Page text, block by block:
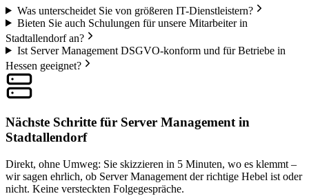
Was unterscheidet Sie von größeren IT-Dienstleistern?
Bieten Sie auch Schulungen für unsere Mitarbeiter in
Stadtallendorf an?
Ist Server Management DSGVO-konform und für Betriebe in
Hessen geeignet?
Nächste Schritte für Server Management in
Stadtallendorf
Direkt, ohne Umweg: Sie skizzieren in 5 Minuten, wo es klemmt –
wir sagen ehrlich, ob Server Management der richtige Hebel ist oder
nicht. Keine versteckten Folgegespräche.